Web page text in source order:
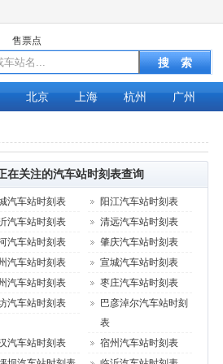
售票点
北京 上海 杭州 广州
在关注的汽车站时刻表查询
汽车站时刻表
阳江汽车站时刻表
汽车站时刻表
清远汽车站时刻表
汽车站时刻表
肇庆汽车站时刻表
汽车站时刻表
宣城汽车站时刻表
汽车站时刻表
枣庄汽车站时刻表
汽车站时刻表
巴彦淖尔汽车站时刻
表
汽车站时刻表
宿州汽车站时刻表